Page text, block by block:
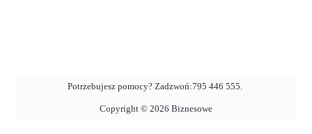
Potrzebujesz pomocy? Zadzwoń:795 446 555.
Copyright © 2026 Biznesowe